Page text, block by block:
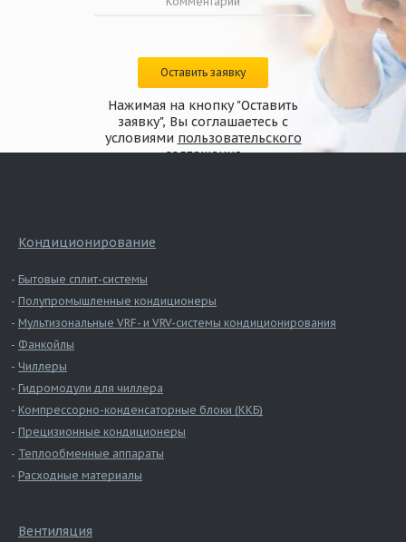
Оставить заявку
Нажимая на кнопку "Оставить
заявку", Вы соглашаетесь с
условиями пользовательского
соглашения
Кондиционирование
Бытовые сплит-системы
Полупромышленные кондиционеры
Мультизональные VRF- и VRV-системы кондиционирования
Фанкойлы
Чиллеры
Гидромодули для чиллера
Компрессорно-конденсаторные блоки (ККБ)
Прецизионные кондиционеры
Теплообменные аппараты
Расходные материалы
Вентиляция